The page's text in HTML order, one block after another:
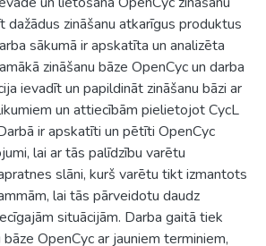
dažādus zināšanu atkarīgus produktus
sākumā ir apskatīta un analizēta
zināšanu bāze OpenCyc un darba
ievadīt un papildināt zināšanu bāzi ar
un attiecībām pielietojot CycL
ir apskatīti un pētīti OpenCyc
lai ar tās palīdzību varētu
slāni, kurš varētu tikt izmantots
lai tās pārveidotu daudz
situācijām. Darba gaitā tiek
OpenCyc ar jauniem terminiem,